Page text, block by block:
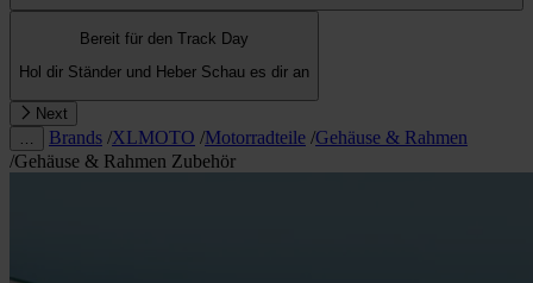
Bereit für den Track Day
Hol dir Ständer und Heber Schau es dir an
Next
Brands /XLMOTO /Motorradteile /Gehäuse & Rahmen
/Gehäuse & Rahmen Zubehör